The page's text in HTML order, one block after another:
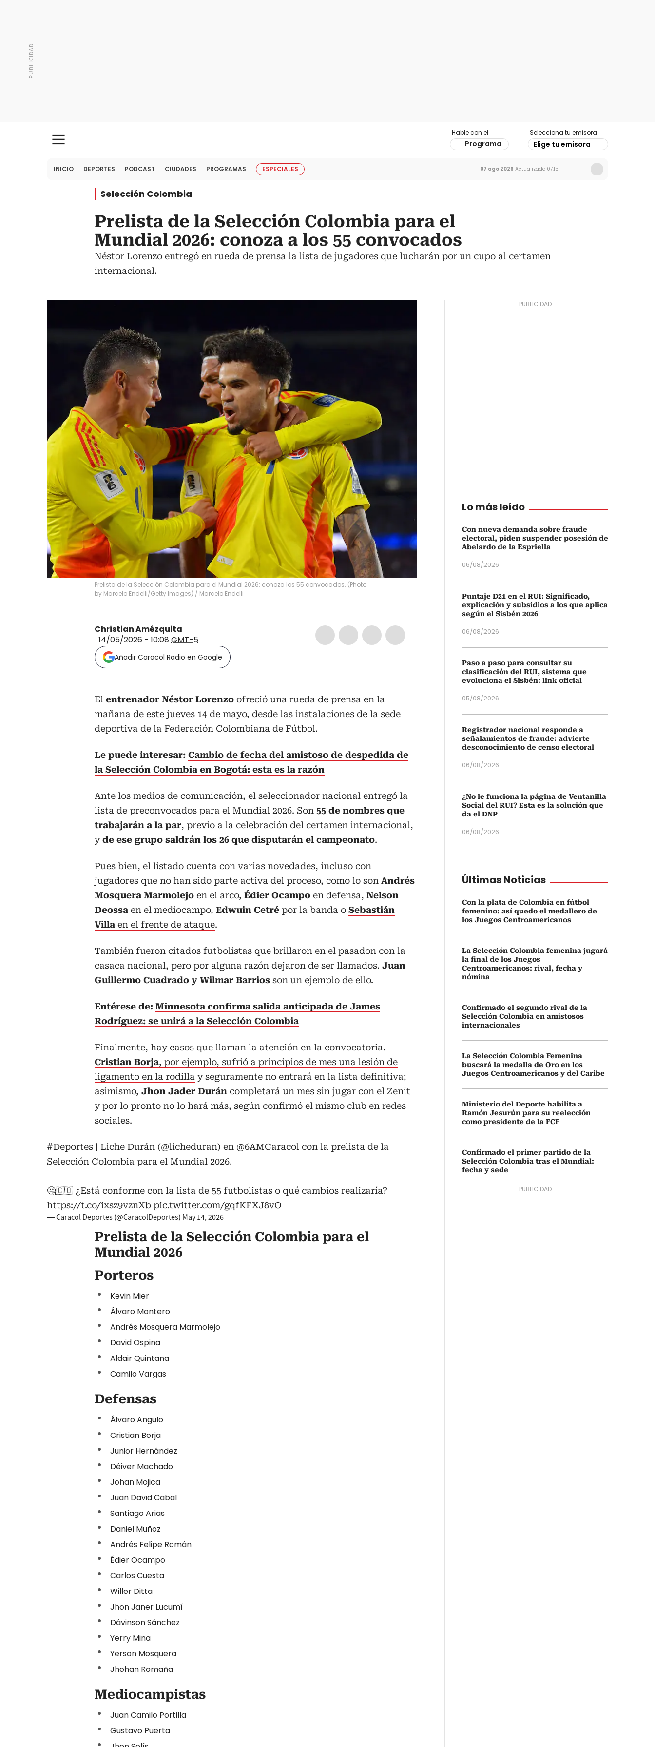
Hable con el
Programa
Selecciona tu emisora
Elige tu emisora
INICIO DEPORTES PODCAST CIUDADES PROGRAMAS ESPECIALES 07 ago 2026 Actualizado 07:15
Selección Colombia
Prelista de la Selección Colombia para el
Mundial 2026: conoza a los 55 convocados
Néstor Lorenzo entregó en rueda de prensa la lista de jugadores que lucharán por un cupo al certamen
internacional.
Prelista de la Selección Colombia para el Mundial 2026: conoza los 55 convocados. (Photo
by Marcelo Endelli/Getty Images) / Marcelo Endelli
Christian Amézquita
14/05/2026 - 10:08 GMT-5
Añadir Caracol Radio en Google
El entrenador Néstor Lorenzo ofreció una rueda de prensa en la
mañana de este jueves 14 de mayo, desde las instalaciones de la sede
deportiva de la Federación Colombiana de Fútbol.
Le puede interesar: Cambio de fecha del amistoso de despedida de
la Selección Colombia en Bogotá: esta es la razón
Ante los medios de comunicación, el seleccionador nacional entregó la
lista de preconvocados para el Mundial 2026. Son 55 de nombres que
trabajarán a la par, previo a la celebración del certamen internacional,
yde ese grupo saldrán los 26 que disputarán el campeonato.
Pues bien, el listado cuenta con varias novedades, incluso con
jugadores que no han sido parte activa del proceso, como lo son Andrés
Mosquera Marmolejo en el arco, Édier Ocampo en defensa, Nelson
Deossa en el mediocampo, Edwuin Cetré por la banda o Sebastián
Villa en el frente de ataque.
También fueron citados futbolistas que brillaron en el pasadon con la
casaca nacional, pero por alguna razón dejaron de ser llamados. Juan
Guillermo Cuadrado y Wilmar Barrios son un ejemplo de ello.
Entérese de: Minnesota confirma salida anticipada de James
Rodríguez: se unirá a la Selección Colombia
Finalmente, hay casos que llaman la atención en la convocatoria.
Cristian Borja, por ejemplo, sufrió a principios de mes una lesión de
ligamento en la rodilla y seguramente no entrará en la lista definitiva;
asimismo, Jhon Jader Durán completará un mes sin jugar con el Zenit
y por lo pronto no lo hará más, según confirmó el mismo club en redes
sociales.
#Deportes | Liche Durán (@licheduran) en @6AMCaracol con la prelista de la
Selección Colombia para el Mundial 2026.
🤔🇨🇴 ¿Está conforme con la lista de 55 futbolistas o qué cambios realizaría?
https://t.co/ixsz9vznXb pic.twitter.com/gqfKFXJ8vO
— Caracol Deportes (@CaracolDeportes) May 14, 2026
Prelista de la Selección Colombia para el
Mundial 2026
Porteros
Kevin Mier
Álvaro Montero
Andrés Mosquera Marmolejo
David Ospina
Aldair Quintana
Camilo Vargas
Defensas
Álvaro Angulo
Cristian Borja
Junior Hernández
Déiver Machado
Johan Mojica
Juan David Cabal
Santiago Arias
Daniel Muñoz
Andrés Felipe Román
Édier Ocampo
Carlos Cuesta
Willer Ditta
Jhon Janer Lucumí
Dávinson Sánchez
Yerry Mina
Yerson Mosquera
Jhohan Romaña
Mediocampistas
Juan Camilo Portilla
Gustavo Puerta
Lo más leído
Con nueva demanda sobre fraude
electoral, piden suspender posesión de
Abelardo de la Espriella
06/08/2026
Puntaje D21 en el RUI: Significado,
explicación y subsidios a los que aplica
según el Sisbén 2026
06/08/2026
Paso a paso para consultar su
clasificación del RUI, sistema que
evoluciona el Sisbén: link oficial
05/08/2026
Registrador nacional responde a
señalamientos de fraude: advierte
desconocimiento de censo electoral
06/08/2026
¿No le funciona la página de Ventanilla
Social del RUI? Esta es la solución que
da el DNP
06/08/2026
Últimas Noticias
Con la plata de Colombia en fútbol
femenino: así quedo el medallero de
los Juegos Centroamericanos
La Selección Colombia femenina jugará
la final de los Juegos
Centroamericanos: rival, fecha y
nómina
Confirmado el segundo rival de la
Selección Colombia en amistosos
internacionales
La Selección Colombia Femenina
buscará la medalla de Oro en los
Juegos Centroamericanos y del Caribe
Ministerio del Deporte habilita a
Ramón Jesurún para su reelección
como presidente de la FCF
Confirmado el primer partido de la
Selección Colombia tras el Mundial:
fecha y sede